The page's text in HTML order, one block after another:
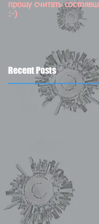
прошу считать
:-)
Recent Posts